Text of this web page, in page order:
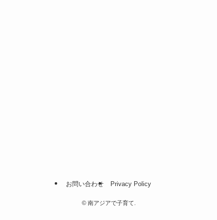
お問い合わせ Privacy Policy
©南アジアで子育て.